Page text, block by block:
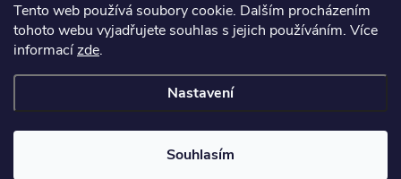
Tento web používá soubory cookie. Dalším procházením
tohoto webu vyjadřujete souhlas s jejich používáním. Více
informacízde.
Nastavení
Souhlasím